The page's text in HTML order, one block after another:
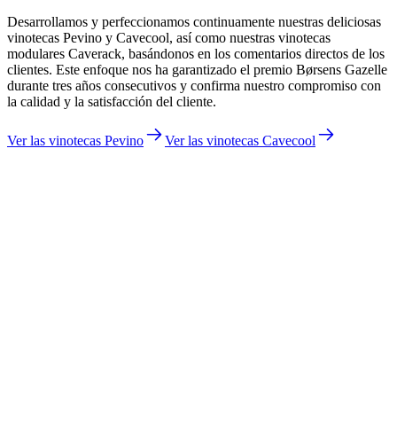
Desarrollamos y perfeccionamos continuamente nuestras deliciosas
vinotecas Pevino y Cavecool, así como nuestras vinotecas
modulares Caverack, basándonos en los comentarios directos de los
clientes. Este enfoque nos ha garantizado el premio Børsens Gazelle
durante tres años consecutivos y confirma nuestro compromiso con
la calidad y la satisfacción del cliente.
Ver las vinotecas Pevino Ver las vinotecas Cavecool